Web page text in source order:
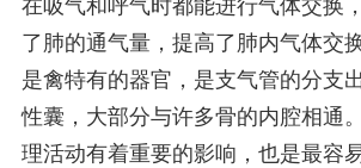
在吸气和呼气时都能进行气体交换
了肺的通气量，提高了肺内气体交
是禽特有的器官，是支气管的分支
性囊，大部分与许多骨的内腔相通
理活动有着重要的影响，也是最容